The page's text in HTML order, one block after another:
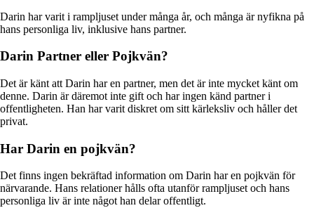
Darin har varit i rampljuset under många år, och många är nyfikna på
hans personliga liv, inklusive hans partner.
Darin Partner eller Pojkvän?
Det är känt att Darin har en partner, men det är inte mycket känt om
denne. Darin är däremot inte gift och har ingen känd partner i
offentligheten. Han har varit diskret om sitt kärleksliv och håller det
privat.
Har Darin en pojkvän?
Det finns ingen bekräftad information om Darin har en pojkvän för
närvarande. Hans relationer hålls ofta utanför rampljuset och hans
personliga liv är inte något han delar offentligt.